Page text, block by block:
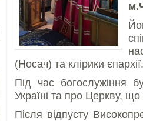
(Носач) та клірики єпархії.
Під час богослужіння
Україні та про Церкву, що
Після відпусту